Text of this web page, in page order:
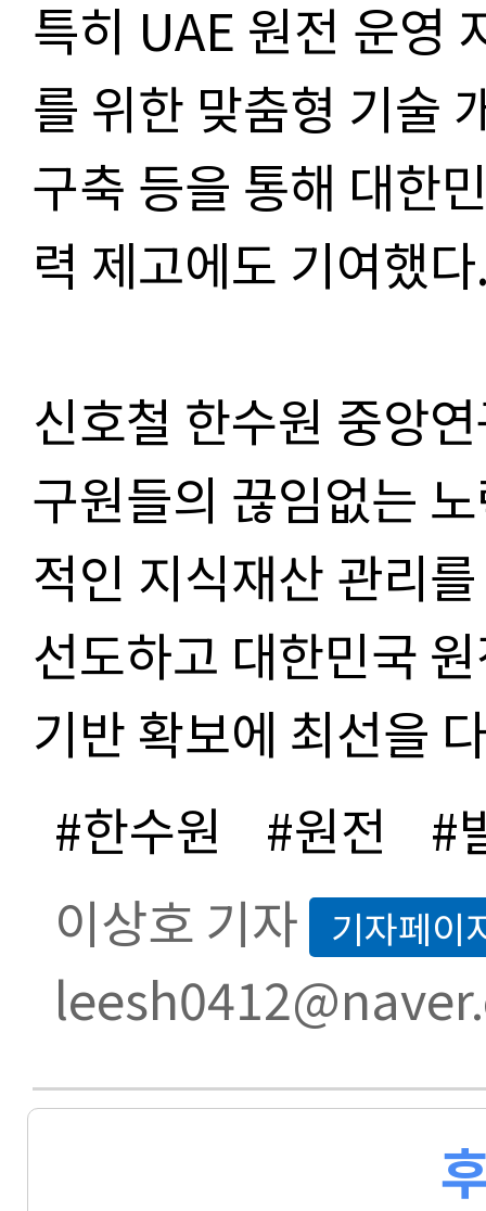
특히 UAE 원전 운영
를 위한 맞춤형 기술
구축 등을 통해 대한
력 제고에도 기여했
신호철 한수원 중앙
구원들의 끊임없는
적인 지식재산 관리
선도하고 대한민국
기반 확보에 최선을
#한수원 #원전
#
이상호 기자
기자페이